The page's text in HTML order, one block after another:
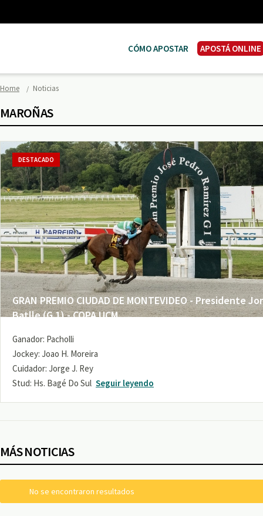
CÓMO APOSTAR APOSTÁ ONLINE
Home Noticias
MAROÑAS
GRAN PREMIO CIUDAD DE MONTEVIDEO - Presidente
Batlle (G 1) - COPA UCM
DESTACADO
Ganador: Pacholli
Jockey: Joao H. Moreira
Cuidador: Jorge J. Rey
Stud: Hs. Bagé Do Sul Seguir leyendo
MÁS NOTICIAS
No se encontraron resultados